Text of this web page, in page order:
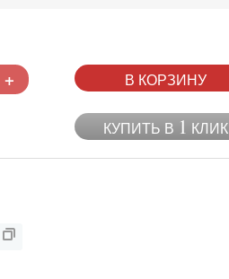
+ В КОРЗИНУ
КУПИТЬ В 1 КЛИК